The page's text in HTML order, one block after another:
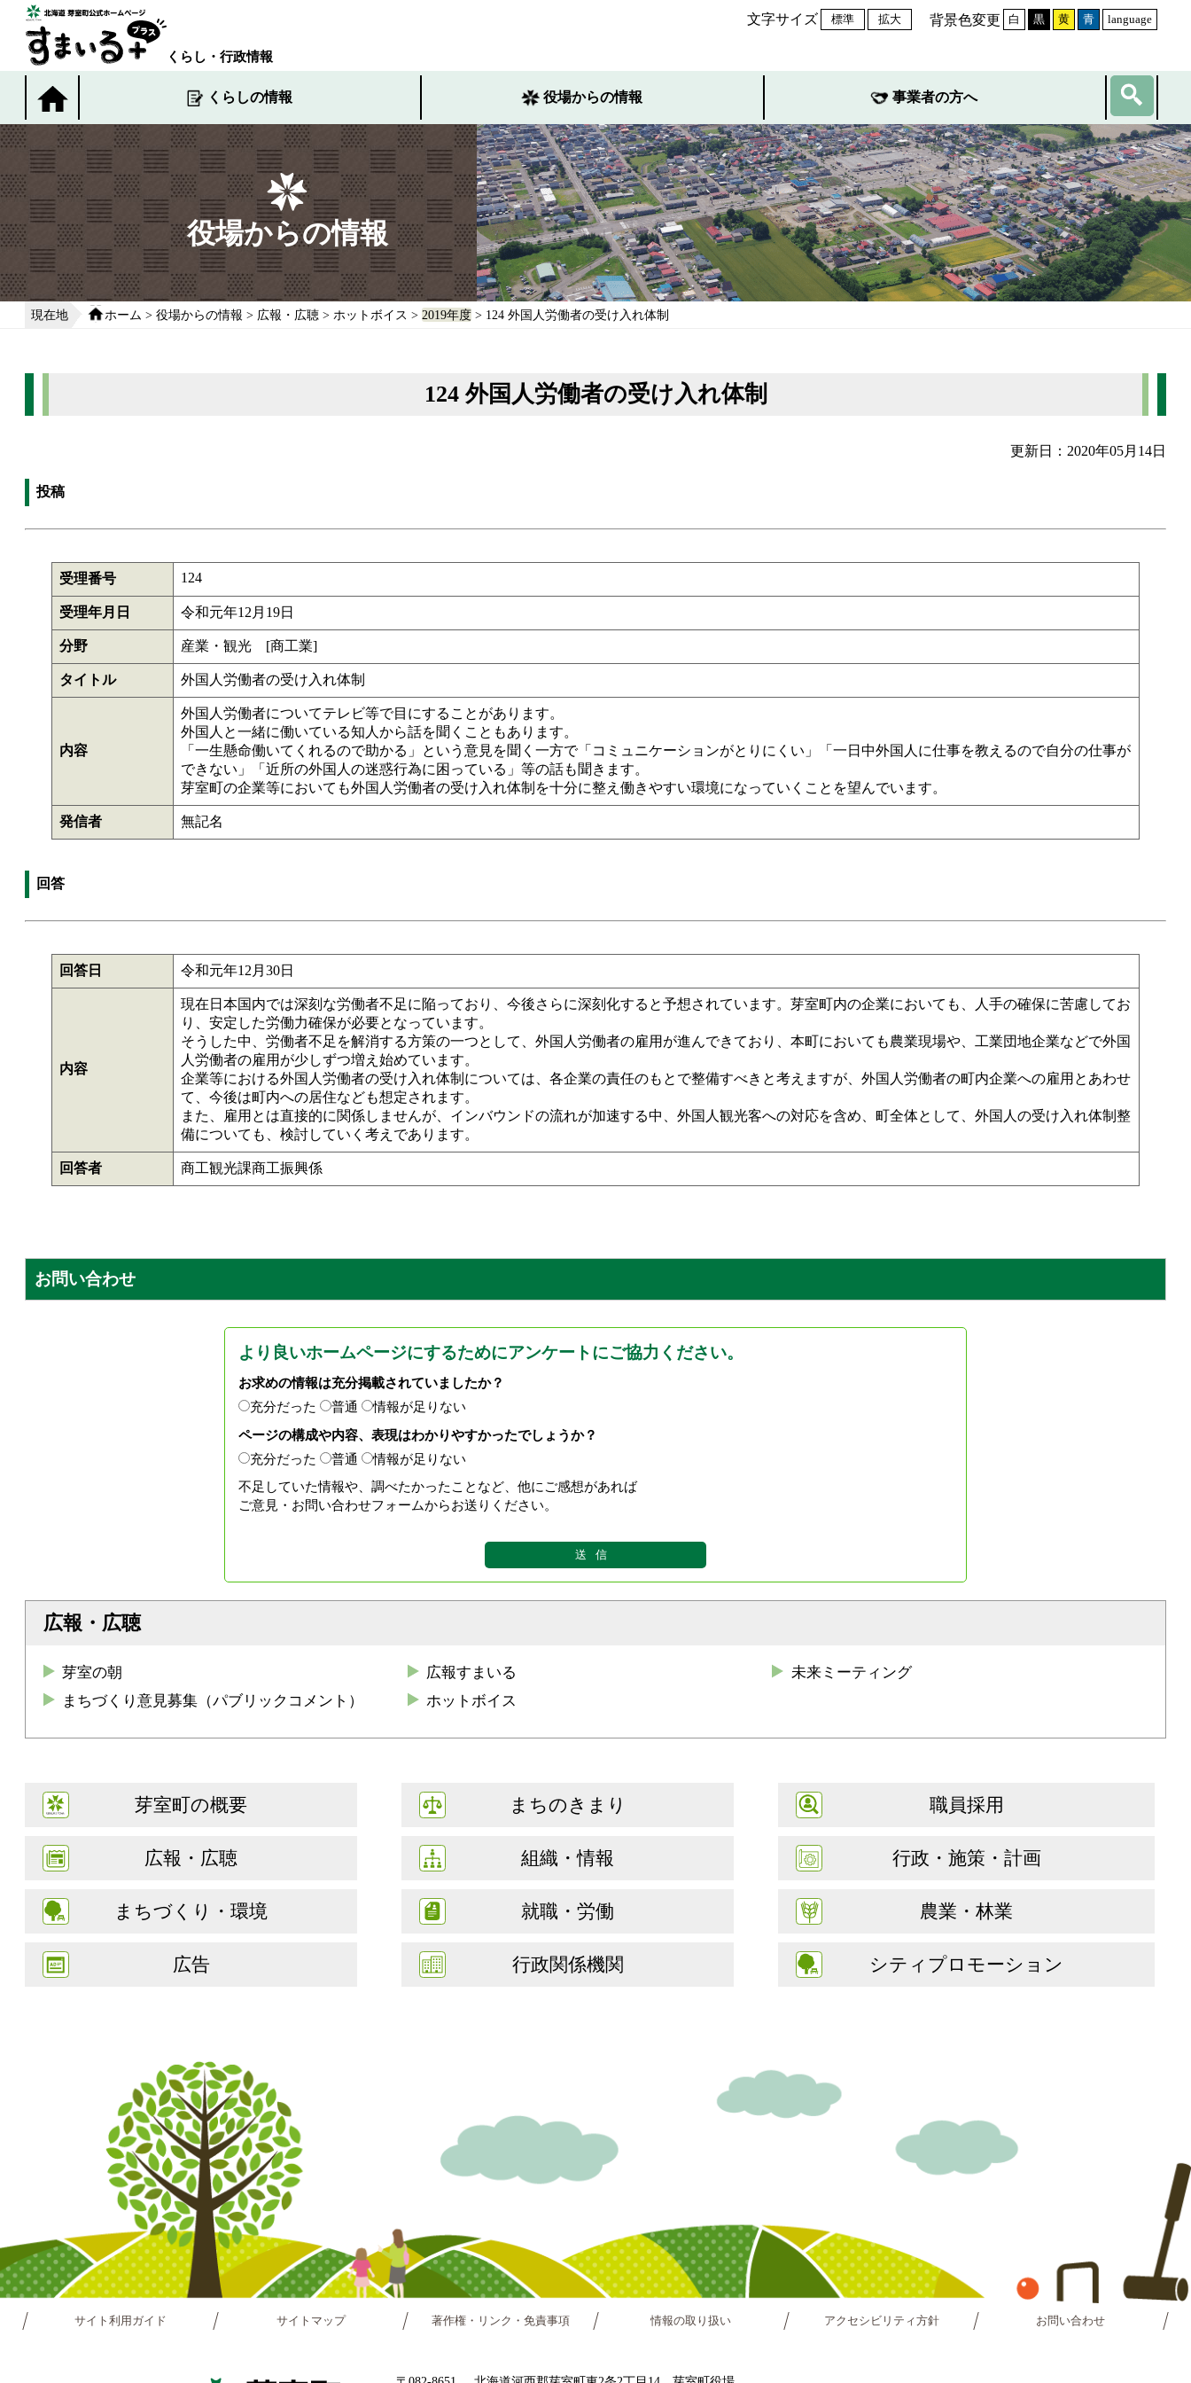
くらし・行政情報
文字サイズ 標準 拡大 背景色変更 白 黒 黄 青 language
くらしの情報 役場からの情報 事業者の方へ
役場からの情報
現在地 ホーム > 役場からの情報 > 広報・広聴 > ホットボイス > 2019年度 > 124 外国人労働者の受け入れ体制
124 外国人労働者の受け入れ体制
更新日：2020年05月14日
投稿
受理番号 124
受理年月日 令和元年12月19日
分野 産業・観光 [商工業]
タイトル 外国人労働者の受け入れ体制
内容
外国人労働者についてテレビ等で目にすることがあります。
外国人と一緒に働いている知人から話を聞くこともあります。
「一生懸命働いてくれるので助かる」という意見を聞く一方で「コミュニケーションがとりにくい」「一日中外国人に仕事を教えるので自分の仕事が
できない」「近所の外国人の迷惑行為に困っている」等の話も聞きます。
芽室町の企業等においても外国人労働者の受け入れ体制を十分に整え働きやすい環境になっていくことを望んでいます。
発信者 無記名
回答
回答日 令和元年12月30日
内容
現在日本国内では深刻な労働者不足に陥っており、今後さらに深刻化すると予想されています。芽室町内の企業においても、人手の確保に苦慮してお
り、安定した労働力確保が必要となっています。
そうした中、労働者不足を解消する方策の一つとして、外国人労働者の雇用が進んできており、本町においても農業現場や、工業団地企業などで外国
人労働者の雇用が少しずつ増え始めています。
企業等における外国人労働者の受け入れ体制については、各企業の責任のもとで整備すべきと考えますが、外国人労働者の町内企業への雇用とあわせ
て、今後は町内への居住なども想定されます。
また、雇用とは直接的に関係しませんが、インバウンドの流れが加速する中、外国人観光客への対応を含め、町全体として、外国人の受け入れ体制整
備についても、検討していく考えであります。
回答者 商工観光課商工振興係
お問い合わせ
より良いホームページにするためにアンケートにご協力ください。
お求めの情報は充分掲載されていましたか？
充分だった
普通
情報が足りない
ページの構成や内容、表現はわかりやすかったでしょうか？
充分だった
普通
情報が足りない
不足していた情報や、調べたかったことなど、他にご感想があれば
ご意見・お問い合わせフォームからお送りください。
広報・広聴
芽室の朝 広報すまいる
未来ミーティング
まちづくり意見募集（パブリックコメント）
ホットボイス
芽室町の概要 まちのきまり 職員採用
広報・広聴 組織・情報 行政・施策・計画
まちづくり・環境 就職・労働 農業・林業
広告 行政関係機関 シティプロモーション
サイト利用ガイド サイトマップ 著作権・リンク・免責事項 情報の取り扱い アクセシビリティ方針 お問い合わせ